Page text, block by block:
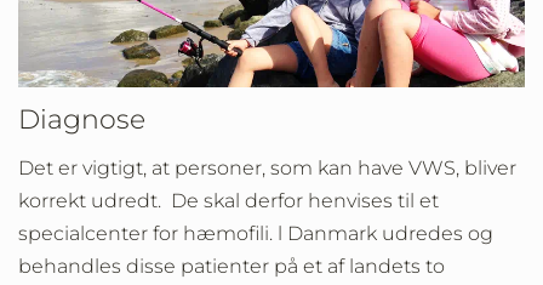
Diagnose
Det er vigtigt, at personer, som kan have VWS, bliver
korrekt udredt. De skal derfor henvises til et
specialcenter for hæmofili. l Danmark udredes og
behandles disse patienter på et af landets to